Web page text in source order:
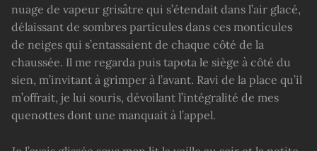
nuage de vapeur grisâtre qui s’étendait dans l’air glacé,
délaissant de sombres particules dans ces monticules
de neiges qui s’entassaient de chaque côté de la
chaussée. Il me regarda puis tapota le siège à côté du
sien, m’invitant à grimper à l’avant. Ravi de la place qu’il
m’offrait, je lui souris, dévoilant l’intégralité de mes
quenottes dont une manquait à l’appel.